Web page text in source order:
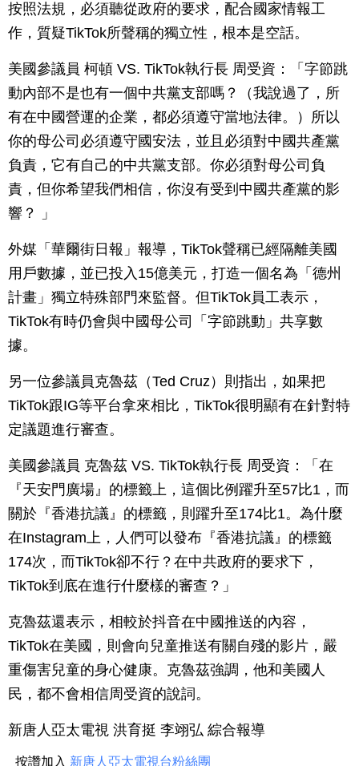
按照法規，必須聽從政府的要求，配合國家情報工
作，質疑TikTok所聲稱的獨立性，根本是空話。
美國參議員 柯頓 VS. TikTok執行長 周受資：「字節跳
動內部不是也有一個中共黨支部嗎？（我說過了，所
有在中國營運的企業，都必須遵守當地法律。）所以
你的母公司必須遵守國安法，並且必須對中國共產黨
負責，它有自己的中共黨支部。你必須對母公司負
責，但你希望我們相信，你沒有受到中國共產黨的影
響？ 」
外媒「華爾街日報」報導，TikTok聲稱已經隔離美國
用戶數據，並已投入15億美元，打造一個名為「德州
計畫」獨立特殊部門來監督。但TikTok員工表示，
TikTok有時仍會與中國母公司「字節跳動」共享數
據。
另一位參議員克魯茲（Ted Cruz）則指出，如果把
TikTok跟IG等平台拿來相比，TikTok很明顯有在針對特
定議題進行審查。
美國參議員 克魯茲 VS. TikTok執行長 周受資：「在
『天安門廣場』的標籤上，這個比例躍升至57比1，而
關於『香港抗議』的標籤，則躍升至174比1。為什麼
在Instagram上，人們可以發布『香港抗議』的標籤
174次，而TikTok卻不行？在中共政府的要求下，
TikTok到底在進行什麼樣的審查？」
克魯茲還表示，相較於抖音在中國推送的內容，
TikTok在美國，則會向兒童推送有關自殘的影片，嚴
重傷害兒童的身心健康。克魯茲強調，他和美國人
民，都不會相信周受資的說詞。
新唐人亞太電視 洪育挺 李翊弘 綜合報導
按讚加入 新唐人亞太電視台粉絲團